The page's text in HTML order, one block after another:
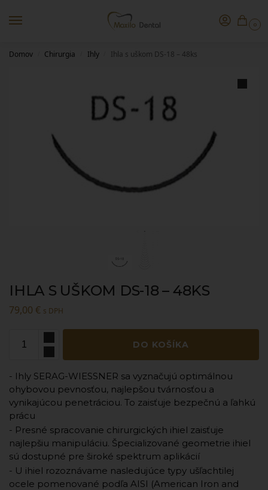
0
Domov Chirurgia Ihly Ihla s uškom DS-18 – 48ks
IHLA S UŠKOM DS-18 – 48KS
79,00 € s DPH
DO KOŠÍKA
- Ihly SERAG-WIESSNER sa vyznačujú optimálnou
ohybovou pevnosťou, najlepšou tvárnosťou a
vynikajúcou penetráciou. To zaisťuje bezpečnú a ľahkú
prácu
- Presné spracovanie chirurgických ihiel zaisťuje
najlepšiu manipuláciu. Špecializované geometrie ihiel
sú dostupné pre široké spektrum aplikácií
- U ihiel rozoznávame nasledujúce typy ušľachtilej
ocele pomenované podľa AISI (American Iron and